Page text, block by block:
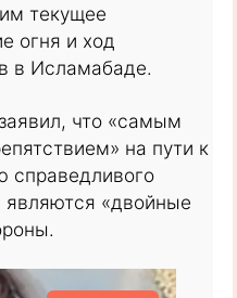
текущее
огня и ход
в Исламабаде.
что «самым
на пути к
справедливого
являются «двойные